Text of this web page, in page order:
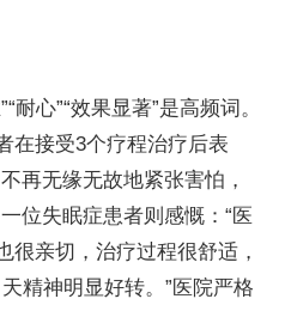
心”“效果显著”是高频词。
在接受3个疗程治疗后表
再无缘无故地紧张害怕，
位失眠症患者则感慨：“医
很亲切，治疗过程很舒适，
精神明显好转。”医院严格